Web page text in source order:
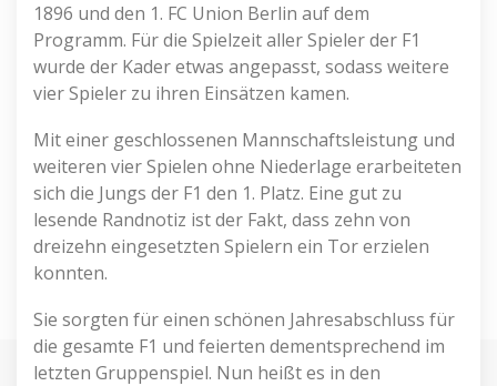
1896 und den 1. FC Union Berlin auf dem
Programm. Für die Spielzeit aller Spieler der F1
wurde der Kader etwas angepasst, sodass weitere
vier Spieler zu ihren Einsätzen kamen.
Mit einer geschlossenen Mannschaftsleistung und
weiteren vier Spielen ohne Niederlage erarbeiteten
sich die Jungs der F1 den 1. Platz. Eine gut zu
lesende Randnotiz ist der Fakt, dass zehn von
dreizehn eingesetzten Spielern ein Tor erzielen
konnten.
Sie sorgten für einen schönen Jahresabschluss für
die gesamte F1 und feierten dementsprechend im
letzten Gruppenspiel. Nun heißt es in den